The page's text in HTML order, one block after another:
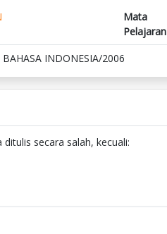
Mata
Pelajaran
BAHASA INDONESIA/2006
secara salah, kecuali: